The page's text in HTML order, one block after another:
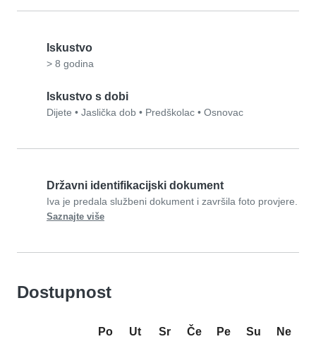
Iskustvo
> 8 godina
Iskustvo s dobi
Dijete • Jaslička dob • Predškolac • Osnovac
Državni identifikacijski dokument
Iva je predala službeni dokument i završila foto provjere.
Saznajte više
Dostupnost
Po Ut Sr Če Pe Su
Ne